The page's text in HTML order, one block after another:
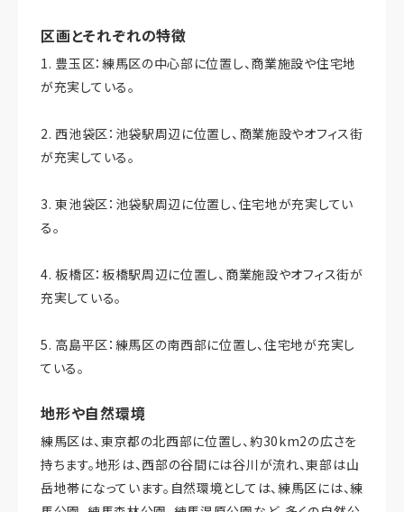
区画とそれぞれの特徴
1. 豊玉区：練馬区の中心部に位置し、商業施設や住宅地
が充実している。
2. 西池袋区：池袋駅周辺に位置し、商業施設やオフィス街
が充実している。
3. 東池袋区：池袋駅周辺に位置し、住宅地が充実してい
る。
4. 板橋区：板橋駅周辺に位置し、商業施設やオフィス街が
充実している。
5. 高島平区：練馬区の南西部に位置し、住宅地が充実し
ている。
地形や自然環境
練馬区は、東京都の北西部に位置し、約30km2の広さを
持ちます。地形は、西部の谷間には谷川が流れ、東部は山
岳地帯になっています。自然環境としては、練馬区には、練